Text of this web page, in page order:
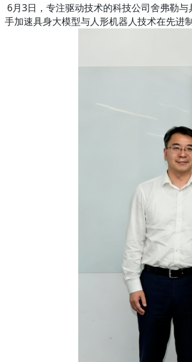
6月3日，专注驱动技术的科技公司舍弗勒
手加速具身大模型与人形机器人技术在先进